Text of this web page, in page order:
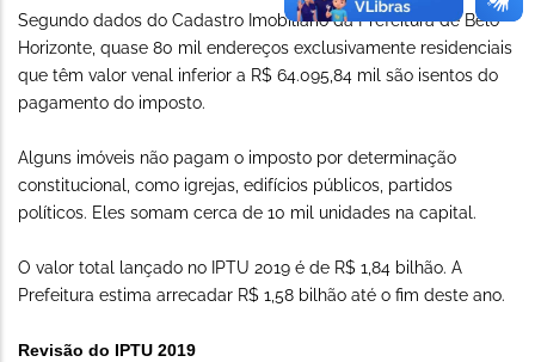
Segundo dados do Cadastro Imobiliário da Prefeitura de Belo
Horizonte, quase 80 mil endereços exclusivamente residenciais
que têm valor venal inferior a R$ 64.095,84 mil são isentos do
pagamento do imposto.
Alguns imóveis não pagam o imposto por determinação
constitucional, como igrejas, edifícios públicos, partidos
políticos. Eles somam cerca de 10 mil unidades na capital.
O valor total lançado no IPTU 2019 é de R$ 1,84 bilhão. A
Prefeitura estima arrecadar R$ 1,58 bilhão até o fim deste ano.
Revisão do IPTU 2019